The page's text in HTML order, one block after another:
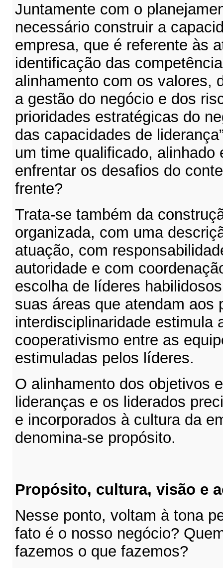
Juntamente com o
necessário construir a
empresa, que é referente às
identificação das
alinhamento com os valores,
a gestão do negócio e dos
prioridades estratégicas do
das capacidades de
um time qualificado, alinhado
enfrentar os desafios do
frente?
Trata-se também da
organizada, com uma
atuação, com
autoridade e com
escolha de líderes
suas áreas que atendam aos
interdisciplinaridade estimula
cooperativismo entre as
estimuladas pelos líderes.
O alinhamento dos objetivos
lideranças e os liderados
e incorporados à cultura da
denomina-se propósito.
Propósito, cultura, visão e
Nesse ponto, voltam à tona
fato é o nosso negócio?
fazemos o que fazemos?